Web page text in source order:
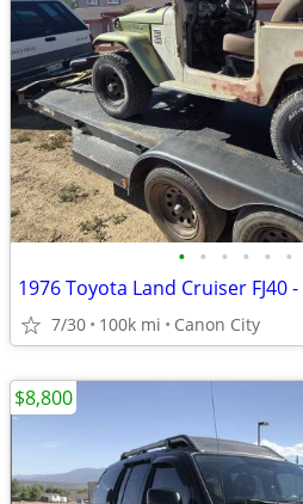
• • • • • •
1976 Toyota Land Cruiser FJ40
7/30 100k mi Canon City
$8,800